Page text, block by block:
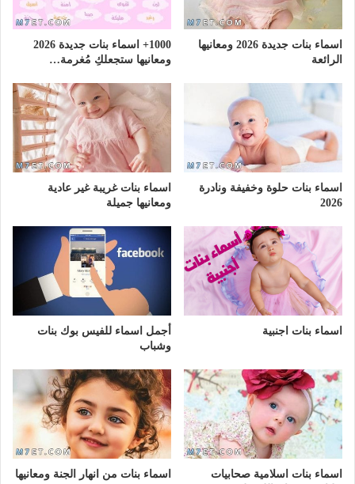
اسماء بنات جديدة 2026 ومعانيها
الرائعة
1000+ اسماء بنات جديدة 2026
ومعانيها ستجعلكِ مُغرمة…
اسماء بنات حلوة وخفيفة ونادرة
2026
اسماء بنات غريبة غير عادية
ومعانيها جميلة
اسماء بنات اجنبية
أجمل اسماء للفيس بوك بنات
وشباب
اسماء بنات اسلامية صحابيات
اسماء بنات من انهار الجنة ومعانيها